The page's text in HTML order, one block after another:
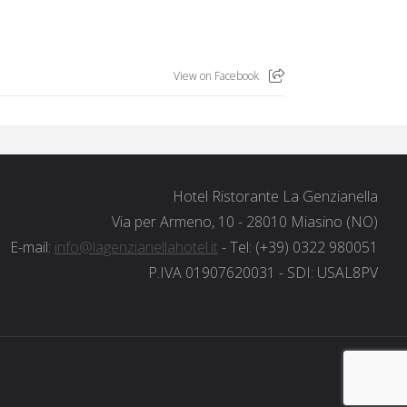
View on Facebook
Hotel Ristorante La Genzianella
Via per Armeno, 10 - 28010 Miasino (NO)
E-mail: info@lagenzianellahotel.it - Tel: (+39) 0322 980051
P.IVA 01907620031 - SDI: USAL8PV